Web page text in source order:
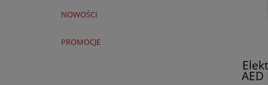
NOWOŚCI
PROMOCJE